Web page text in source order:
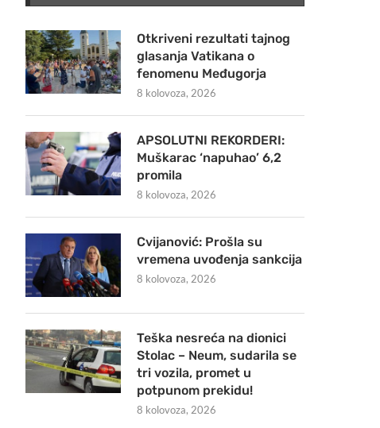
Otkriveni rezultati tajnog
glasanja Vatikana o
fenomenu Međugorja
8 kolovoza, 2026
APSOLUTNI REKORDERI:
Muškarac ‘napuhao’ 6,2
promila
8 kolovoza, 2026
Cvijanović: Prošla su
vremena uvođenja sankcija
8 kolovoza, 2026
Teška nesreća na dionici
Stolac – Neum, sudarila se
tri vozila, promet u
potpunom prekidu!
8 kolovoza, 2026